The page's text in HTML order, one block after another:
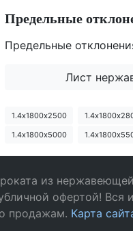
Предельные
Предельные
Лист
1.4х1800х2500
1.4х1800х5000
из
офертой!
продажам. Карта